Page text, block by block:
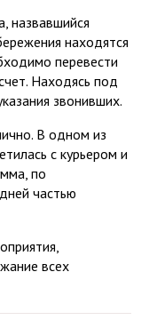
назвавшийся
находятся
перевести
Находясь под
звонивших.
В одном из
с курьером и
по
частью
всех